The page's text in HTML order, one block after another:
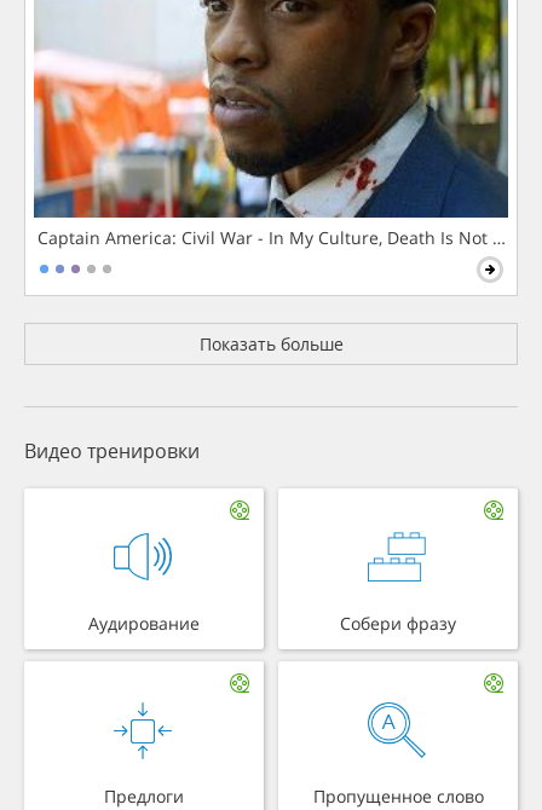
Captain America: Civil War - In My Culture, Death Is Not The
Показать больше
Видео тренировки
Аудирование Собери фразу
Предлоги Пропущенное слово